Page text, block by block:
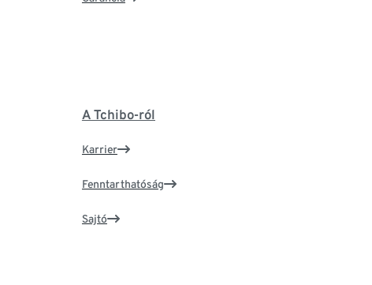
A Tchibo-ról
Karrier
Fenntarthatóság
Sajtó